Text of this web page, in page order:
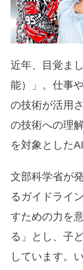
近年、目覚ま
能）」。仕事
の技術が活用
の技術への理
を対象とした
文部科学省が
るガイドライ
すための⼒を
る」とし、子
しています。